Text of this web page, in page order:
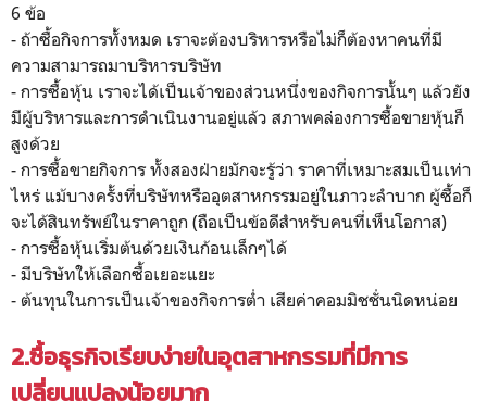
6 ข้อ
- ถ้าซื้อกิจการทั้งหมด เราจะต้องบริหารหรือไม่ก็ต้องหาคนที่มี
ความสามารถมาบริหารบริษัท
- การซื้อหุ้น เราจะได้เป็นเจ้าของส่วนหนึ่งของกิจการนั้นๆ แล้วยัง
มีผู้บริหารและการดำเนินงานอยู่แล้ว สภาพคล่องการซื้อขายหุ้นก็
สูงด้วย
- การซื้อขายกิจการ ทั้งสองฝ่ายมักจะรู้ว่า ราคาที่เหมาะสมเป็นเท่า
ไหร่ แม้บางครั้งที่บริษัทหรืออุตสาหกรรมอยู่ในภาวะลำบาก ผู้ซื้อก็
จะได้สินทรัพย์ในราคาถูก (ถือเป็นข้อดีสำหรับคนที่เห็นโอกาส)
- การซื้อหุ้นเริ่มต้นด้วยเงินก้อนเล็กๆได้
- มีบริษัทให้เลือกซื้อเยอะแยะ
- ต้นทุนในการเป็นเจ้าของกิจการต่ำ เสียค่าคอมมิชชั่นนิดหน่อย
2.ซื้อธุรกิจเรียบง่ายในอุตสาหกรรมที่มีการ
เปลี่ยนแปลงน้อยมาก